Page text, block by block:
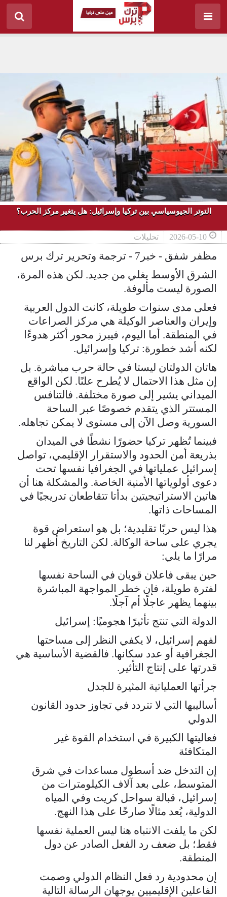
التوتر الجيوسياسي بين تركيا وإسرائيل: هل يتغير مركز الحرب؟
2026-05-10 تحليلات
مظفر شفق - خبر7 - ترجمة وتحرير ترك برس
الشرق الأوسط يغلي من جديد. لكن هذه المرة،
الصورة ليست مألوفة.
فعلى مدى سنوات طويلة، كانت الدول العربية
وإيران والعناصر الوكيلة هي مركز الصراعات
في المنطقة. أما اليوم، فيبرز محور أكثر هدوءًا
لكنه أشد خطورة: تركيا وإسرائيل.
هاتان الدولتان ليستا في حالة حرب مباشرة. بل
إن مثل هذا الاحتمال لا يُطرح علنًا. لكن الواقع
الميداني يشير إلى صورة مختلفة. فالتنافس
المستتر الذي يتقدم خصوصًا عبر الساحة
السورية وصل الآن إلى مستوى لا يمكن تجاهله.
فبينما تُظهر تركيا حضورًا نشطًا في الميدان
بذريعة أمن الحدود والاستقرار الإقليمي، تواصل
إسرائيل عملياتها في الجغرافيا نفسها تحت
دعوى أولوياتها الأمنية الخاصة. والمشكلة هنا أن
هاتين الاستراتيجيتين بدأتا تتقاطعان تدريجيًا في
المساحات ذاتها.
هذا ليس حربًا تقليدية؛ بل هو استعراض قوة
يجري على ساحة الوكالة. لكن التاريخ أظهر لنا
مرارًا ما يلي:
حين يبقى فاعلان قويان في الساحة نفسها
لفترة طويلة، فإن خطر المواجهة المباشرة
بينهما يظهر عاجلًا أم آجلًا.
الدولة التي تنتج تأثيرًا هجوميًا: إسرائيل
لفهم إسرائيل، لا يكفي النظر إلى مساحتها
الجغرافية أو عدد سكانها. فالقضية الأساسية هي
قدرتها على إنتاج التأثير.
جرأتها العملياتية المثيرة للجدل
أساليبها التي لا تتردد في تجاوز حدود القانون
الدولي
فعاليتها الكبيرة في استخدام القوة غير
المتكافئة
إن التدخل ضد أسطول مساعدات في شرق
المتوسط، على بعد آلاف الكيلومترات من
إسرائيل، قبالة سواحل كريت وفي المياه
الدولية، يُعد مثالًا صارخًا على هذا النهج.
لكن ما يلفت الانتباه هنا ليس العملية نفسها
فقط؛ بل ضعف رد الفعل الصادر عن دول
المنطقة.
إن محدودية رد فعل النظام الدولي وصمت
الفاعلين الإقليميين يوجهان الرسالة التالية